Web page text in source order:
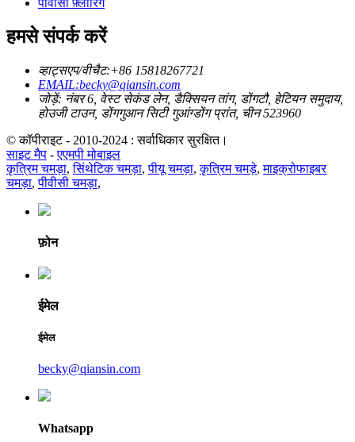
हमसे संपर्क करें
व्हाट्सएप/वीचैट:+86 15818267721
EMAIL:becky@qiansin.com
जोड़ें: नंबर 6, वेस्ट सेकंड लेन, डैक्सियन तांग, डोंगटौ, हेटियन समुदाय,
होउजी टाउन, डोंगगुआन सिटी गुआंग्डोंग प्रांत, चीन 523960
© कॉपीराइट - 2010-2024 : सर्वाधिकार सुरक्षित।
साइट मैप -एएमपी मोबाइल
कृत्रिम चमड़ा,सिंथेटिक चमड़ा,पीयू चमड़ा,कृत्रिम चमड़े,माइक्रोफाइबर
चमड़ा,पीवीसी चमड़ा,
फ़ोन
ईमेल
ईमेल
becky@qiansin.com
Whatsapp